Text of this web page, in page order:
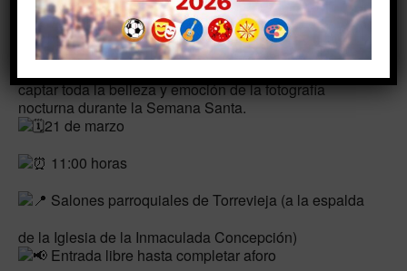
La Asociación te invita a participar en esta interesante
captar toda la belleza y emoción de la fotografía
nocturna durante la Semana Santa.
21 de marzo
11:00 horas
Salones parroquiales de Torrevieja (a la espalda
de la Iglesia de la Inmaculada Concepción)
Entrada libre hasta completar aforo